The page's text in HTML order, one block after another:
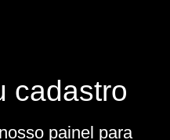
cadastro
painel para